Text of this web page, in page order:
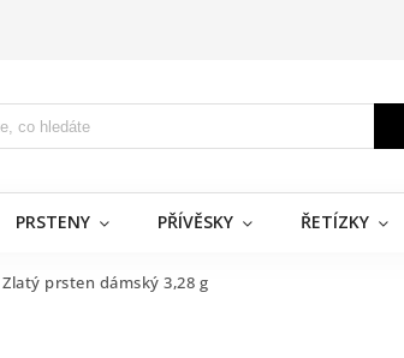
PRSTENY PŘÍVĚSKY ŘETÍZKY
Zlatý prsten dámský 3,28 g